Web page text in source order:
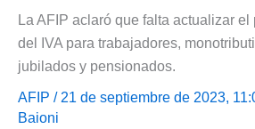
La AFIP aclaró que falta actualizar
del IVA para trabajadores,
jubilados y pensionados.
AFIP / 21 de septiembre de 2023,
Baioni